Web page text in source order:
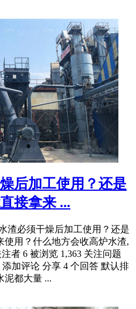
后加工使用？还是
接拿来 ...
渣必须干燥后加工使用？还是
使用？什么地方会收高炉水渣,
者 6 被浏览 1,363 关注问题
加评论 分享 4 个回答 默认排
泥都大量 ...